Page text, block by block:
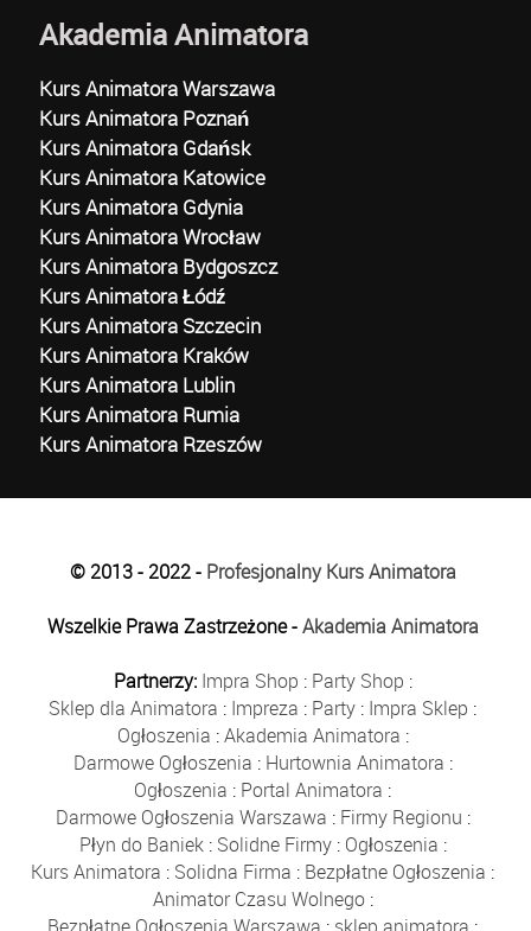
Akademia Animatora
Kurs Animatora Warszawa
Kurs Animatora Poznań
Kurs Animatora Gdańsk
Kurs Animatora Katowice
Kurs Animatora Gdynia
Kurs Animatora Wrocław
Kurs Animatora Bydgoszcz
Kurs Animatora Łódź
Kurs Animatora Szczecin
Kurs Animatora Kraków
Kurs Animatora Lublin
Kurs Animatora Rumia
Kurs Animatora Rzeszów
© 2013 - 2022 - Profesjonalny Kurs Animatora
Wszelkie Prawa Zastrzeżone -Akademia Animatora
Partnerzy: Impra Shop : Party Shop :
Sklep dla Animatora : Impreza : Party : Impra Sklep :
Ogłoszenia :Akademia Animatora :
Darmowe Ogłoszenia : Hurtownia Animatora :
Ogłoszenia : Portal Animatora :
Darmowe Ogłoszenia Warszawa : Firmy Regionu :
Płyn do Baniek: Solidne Firmy: Ogłoszenia :
Kurs Animatora : Solidna Firma : Bezpłatne Ogłoszenia :
Animator Czasu Wolnego: